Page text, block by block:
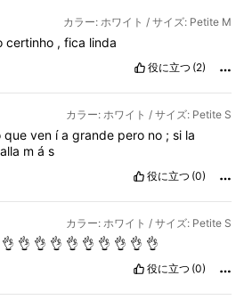
カラー: ホワイト / サイズ: Petite M
certinho , fica linda
役に立つ (2)
カラー: ホワイト / サイズ: Petite S
que ven ía grande pero no ; si la
más
役に立つ (0)
カラー: ホワイト / サイズ: Petite S
👌 👌 👌 👌 👌 👌 👌 👌 👌 👌
役に立つ (0)